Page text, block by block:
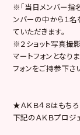
※「当日メンバー指
ンバーの中から１名
ていただきます。
※２ショット写真撮
マートフォンとなり
フォンをご持参下さい
★ＡＫＢ４８はもちろ
下記のＡＫＢプロジ